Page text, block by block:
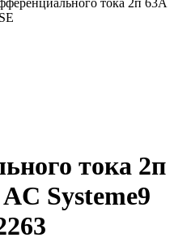
тока 2п 63А
тока 2п
Systeme9